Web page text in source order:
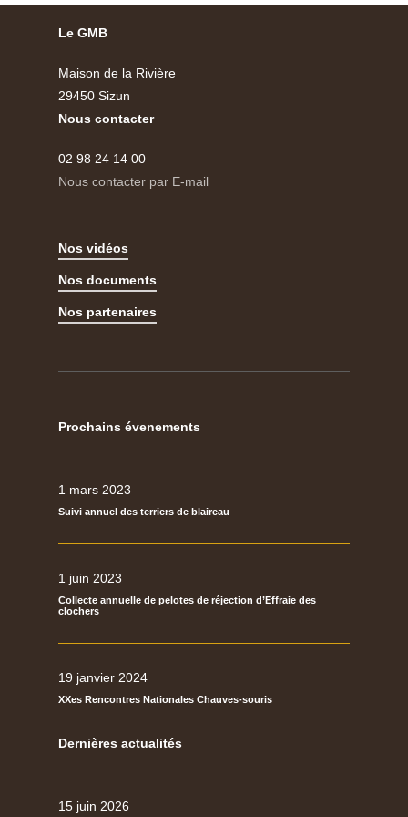
Le GMB
Maison de la Rivière
29450 Sizun
Nous contacter
02 98 24 14 00
Nous contacter par E-mail
Nos vidéos
Nos documents
Nos partenaires
Prochains évenements
1 mars 2023
Suivi annuel des terriers de blaireau
1 juin 2023
Collecte annuelle de pelotes de réjection d’Effraie des
clochers
19 janvier 2024
XXes Rencontres Nationales Chauves-souris
Dernières actualités
15 juin 2026